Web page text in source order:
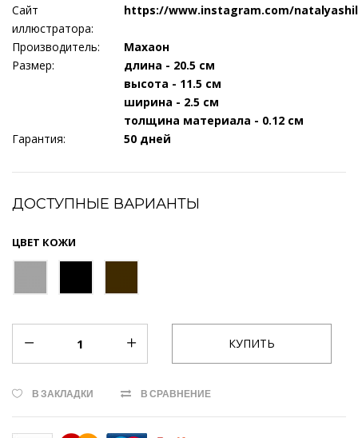
Сайт
иллюстратора:
https://www.instagram.com/
Производитель:
Махаон
Размер:
длина - 20.5 см
высота - 11.5 см
ширина - 2.5 см
толщина материала - 0.12 см
Гарантия:
50 дней
ДОСТУПНЫЕ ВАРИАНТЫ
ЦВЕТ КОЖИ
В ЗАКЛАДКИ В СРАВНЕНИЕ